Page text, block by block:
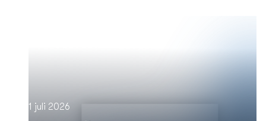
1 juli 2026